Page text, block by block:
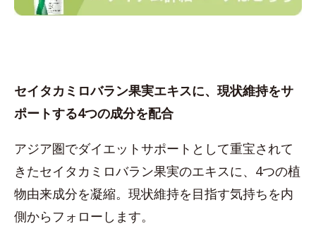
セイタカミロバラン果実エキスに、現状維持をサ
ポートする4つの成分を配合
アジア圏でダイエットサポートとして重宝されて
きたセイタカミロバラン果実のエキスに、4つの植
物由来成分を凝縮。現状維持を目指す気持ちを内
側からフォローします。